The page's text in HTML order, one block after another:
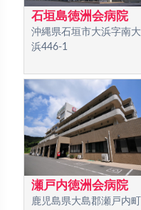
石垣島徳洲会病院
沖縄県石垣市大浜字南大
浜446-1
瀬戸内徳洲会病院
鹿児島県大島郡瀬戸内町